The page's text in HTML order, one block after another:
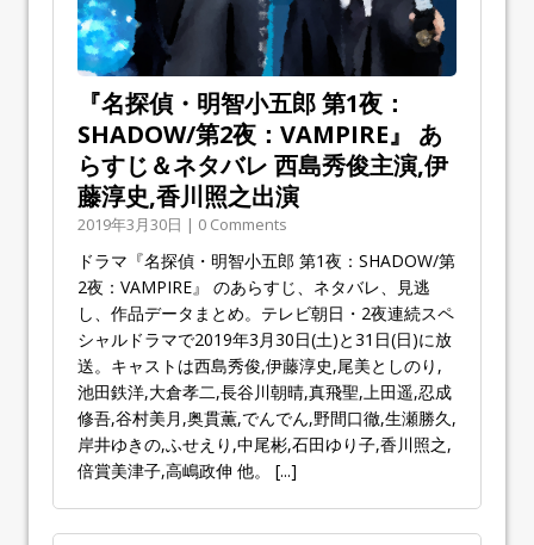
『名探偵・明智小五郎 第1夜：
SHADOW/第2夜：VAMPIRE』 あ
らすじ＆ネタバレ 西島秀俊主演,伊
藤淳史,香川照之出演
2019年3月30日 | 0 Comments
ドラマ『名探偵・明智小五郎 第1夜：SHADOW/第
2夜：VAMPIRE』 のあらすじ、ネタバレ、見逃
し、作品データまとめ。テレビ朝日・2夜連続スペ
シャルドラマで2019年3月30日(土)と31日(日)に放
送。キャストは西島秀俊,伊藤淳史,尾美としのり,
池田鉄洋,大倉孝二,長谷川朝晴,真飛聖,上田遥,忍成
修吾,谷村美月,奥貫薫,でんでん,野間口徹,生瀬勝久,
岸井ゆきの,ふせえり,中尾彬,石田ゆり子,香川照之,
倍賞美津子,高嶋政伸 他。 [...]